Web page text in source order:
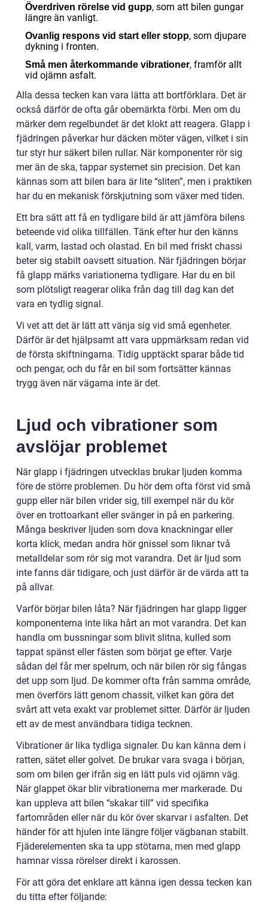
Överdriven rörelse vid gupp, som att bilen gungar
längre än vanligt.
Ovanlig respons vid start eller stopp, som djupare
dykning i fronten.
Små men återkommande vibrationer, framför allt
vid ojämn asfalt.
Alla dessa tecken kan vara lätta att bortförklara. Det är
också därför de ofta går obemärkta förbi. Men om du
märker dem regelbundet är det klokt att reagera. Glapp i
fjädringen påverkar hur däcken möter vägen, vilket i sin
tur styr hur säkert bilen rullar. När komponenter rör sig
mer än de ska, tappar systemet sin precision. Det kan
kännas som att bilen bara är lite “sliten”, men i praktiken
har du en mekanisk förskjutning som växer med tiden.
Ett bra sätt att få en tydligare bild är att jämföra bilens
beteende vid olika tillfällen. Tänk efter hur den känns
kall, varm, lastad och olastad. En bil med friskt chassi
beter sig stabilt oavsett situation. När fjädringen börjar
få glapp märks variationerna tydligare. Har du en bil
som plötsligt reagerar olika från dag till dag kan det
vara en tydlig signal.
Vi vet att det är lätt att vänja sig vid små egenheter.
Därför är det hjälpsamt att vara uppmärksam redan vid
de första skiftningarna. Tidig upptäckt sparar både tid
och pengar, och du får en bil som fortsätter kännas
trygg även när vägarna inte är det.
Ljud och vibrationer som
avslöjar problemet
När glapp i fjädringen utvecklas brukar ljuden komma
före de större problemen. Du hör dem ofta först vid små
gupp eller när bilen vrider sig, till exempel när du kör
över en trottoarkant eller svänger in på en parkering.
Många beskriver ljuden som dova knackningar eller
korta klick, medan andra hör gnissel som liknar två
metalldelar som rör sig mot varandra. Det är ljud som
inte fanns där tidigare, och just därför är de värda att ta
på allvar.
Varför börjar bilen låta? När fjädringen har glapp ligger
komponenterna inte lika hårt an mot varandra. Det kan
handla om bussningar som blivit slitna, kulled som
tappat spänst eller fästen som börjat ge efter. Varje
sådan del får mer spelrum, och när bilen rör sig fångas
det upp som ljud. De kommer ofta från samma område,
men överförs lätt genom chassit, vilket kan göra det
svårt att veta exakt var problemet sitter. Därför är ljuden
ett av de mest användbara tidiga tecknen.
Vibrationer är lika tydliga signaler. Du kan känna dem i
ratten, sätet eller golvet. De brukar vara svaga i början,
som om bilen ger ifrån sig en lätt puls vid ojämn väg.
När glappet ökar blir vibrationerna mer markerade. Du
kan uppleva att bilen “skakar till” vid specifika
fartområden eller när du kör över skarvar i asfalten. Det
händer för att hjulen inte längre följer vägbanan stabilt.
Fjäderelementen ska ta upp stötarna, men med glapp
hamnar vissa rörelser direkt i karossen.
För att göra det enklare att känna igen dessa tecken kan
du titta efter följande: